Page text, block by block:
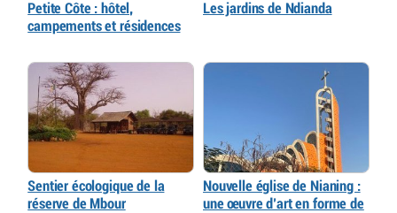
Petite Côte : hôtel,
campements et résidences
Les jardins de Ndianda
Sentier écologique de la
réserve de Mbour
Nouvelle église de Nianing :
une œuvre d’art en forme de